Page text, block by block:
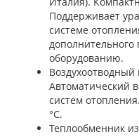
Поддерживает
системе
оборудованию.
Автоматический
систем
°C.
Теплообменник